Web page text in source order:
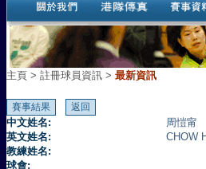
主頁 > 註冊球員資訊 > 最新資訊
中文姓名:
周愷甯
英文姓名:
CHOW
教練姓名:
球會: